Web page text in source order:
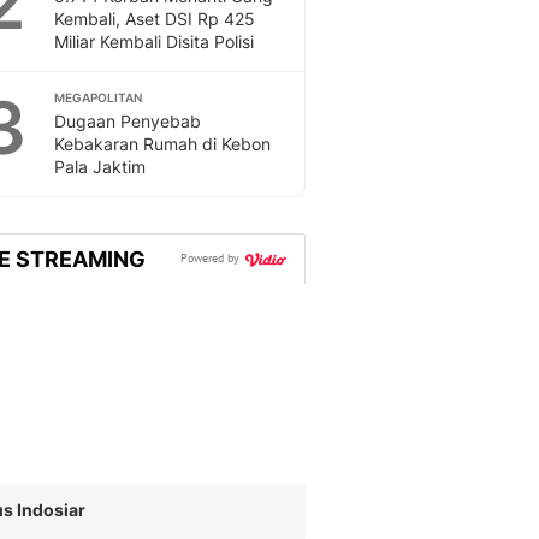
Kembali, Aset DSI Rp 425
Miliar Kembali Disita Polisi
MEGAPOLITAN
Dugaan Penyebab
Kebakaran Rumah di Kebon
Pala Jaktim
STREAMING Powered by
Indosiar